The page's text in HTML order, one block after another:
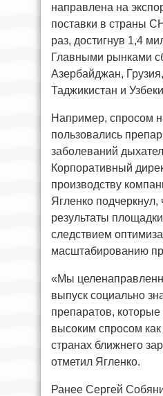
направлена на
поставки в страны
раз, достигнув 1,4
Главными рынками
Азербайджан,
Таджикистан и
Например, спросом
пользовались
заболеваний
Корпоративный
производству
Ягленко подчеркнул,
результаты
следствием
масштабированию
«Мы
выпуск социально
препаратов, которые
высоким спросом как
странах ближнего
отметил Ягленко.
Ранее Сергей